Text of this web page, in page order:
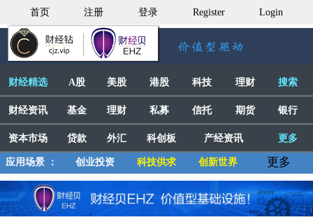
首页 注册 登录 Register Login
财经精选 A股 美股 港股 科技 理财 搜索
财经资讯 基金 理财 私募 信托 期货 银行
资本市场 贷款 外汇 科创板 产经资讯 更多
应用场景 ： 创业投资 科技供求 创新世界 更多